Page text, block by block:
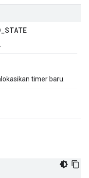
_STATE
timer baru.